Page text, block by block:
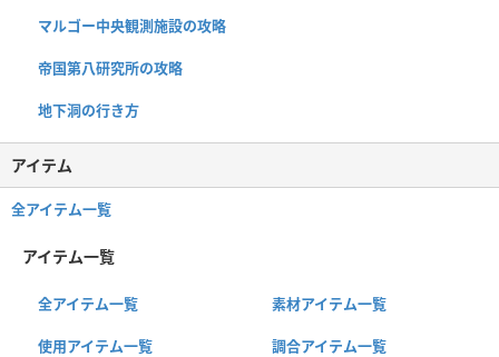
マルゴー中央観測施設の攻略
帝国第八研究所の攻略
地下洞の行き方
アイテム
全アイテム一覧
アイテム一覧
全アイテム一覧 素材アイテム一覧
使用アイテム一覧 調合アイテム一覧